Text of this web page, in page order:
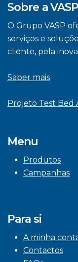
Sobre a VASP
O Grupo VASP
serviços e
cliente, pela
Saber mais
Projeto Test Bed
Menu
Produtos
Campanhas
Para si
A minha
Contactos